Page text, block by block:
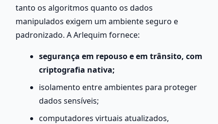
tanto os algoritmos quanto os dados
manipulados exigem um ambiente seguro e
padronizado. A Arlequim fornece:
segurança em repouso e em trânsito, com
criptografia nativa;
isolamento entre ambientes para proteger
dados sensíveis;
computadores virtuais atualizados,